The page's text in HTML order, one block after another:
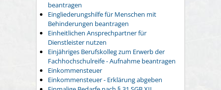
beantragen
Eingliederungshilfe für Menschen mit
Behinderungen beantragen
Einheitlichen Ansprechpartner für
Dienstleister nutzen
Einjähriges Berufskolleg zum Erwerb der
Fachhochschulreife - Aufnahme beantragen
Einkommensteuer
Einkommensteuer - Erklärung abgeben